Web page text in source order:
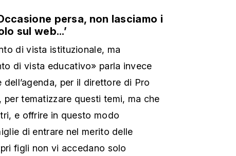
persa, non lasciamo i
sul web...’
di vista istituzionale, ma
di vista educativo» parla invece
dell’agenda, per il direttore di Pro
per tematizzare questi temi, ma che
e offrire in questo modo
di entrare nel merito delle
figli non vi accedano solo